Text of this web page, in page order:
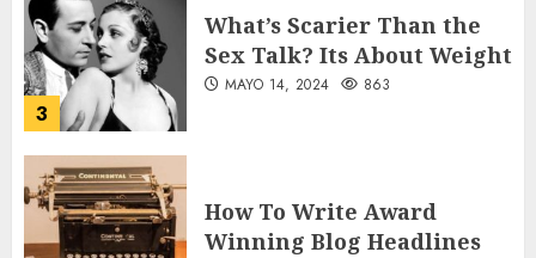
3
What’s Scarier Than the
Sex Talk? Its About Weight
MAYO 14, 2024 863
How To Write Award
Winning Blog Headlines